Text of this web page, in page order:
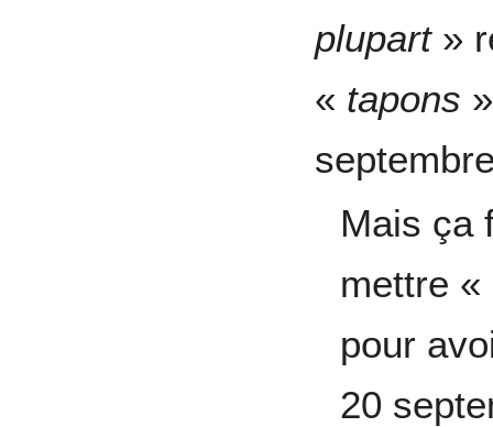
plupart»
« tapons
Mais ça
mettre
pour
20